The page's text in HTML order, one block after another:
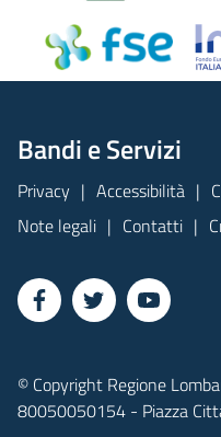
Bandi e Servizi
Privacy Accessibilità
Note legali
Contatti
© Copyright Regione
80050050154 - Piazza